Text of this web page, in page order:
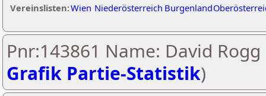
Vereinslisten:Wien Niederösterreich Burgenland
Pnr:143861 Name: David Rogg
Grafik Partie-Statistik)